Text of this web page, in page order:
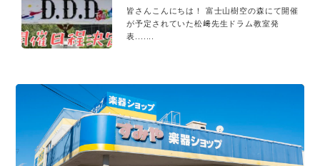
皆さんこんにちは！ 富士山樹空の森にて開催
が予定されていた松﨑先生ドラム教室発
表.......